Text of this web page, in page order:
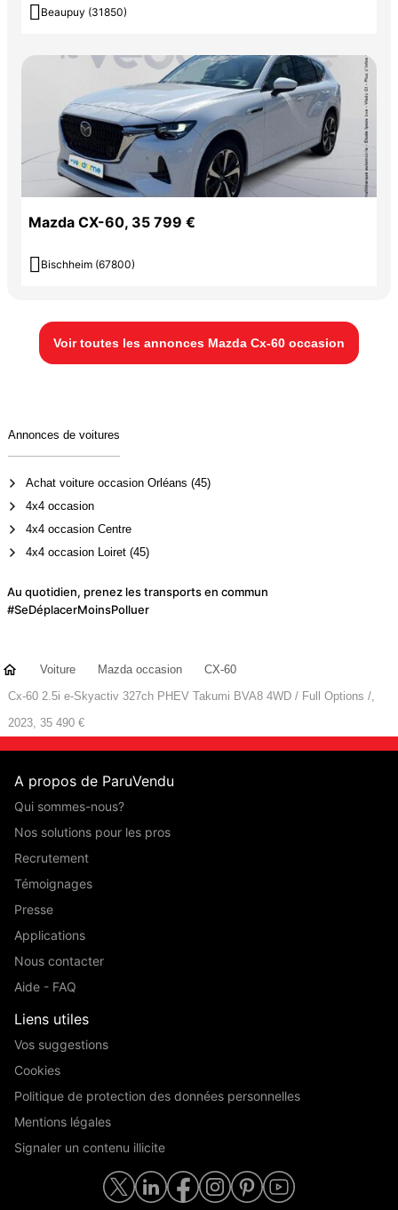
 Beaupuy (31850)
Mazda CX-60, 35 799 €
 Bischheim (67800)
Voir toutes les annonces Mazda Cx-60 occasion
Annonces de voitures
Achat voiture occasion Orléans (45)
4x4 occasion
4x4 occasion Centre
4x4 occasion Loiret (45)
Au quotidien, prenez les transports en commun
#SeDéplacerMoinsPolluer
Voiture Mazda occasion
CX-60
Cx-60 2.5i e-Skyactiv 327ch PHEV Takumi BVA8 4WD / Full Options /,
2023, 35 490 €
A propos de ParuVendu
Qui sommes-nous?
Nos solutions pour les pros
Recrutement
Témoignages
Presse
Applications
Nous contacter
Aide - FAQ
Liens utiles
Vos suggestions
Cookies
Politique de protection des données personnelles
Mentions légales
Signaler un contenu illicite